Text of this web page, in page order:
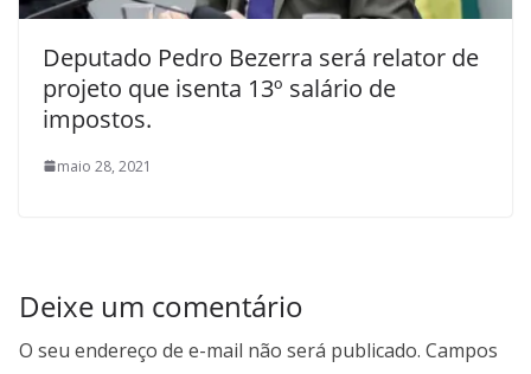
Deputado Pedro Bezerra será relator de
projeto que isenta 13º salário de
impostos.
maio 28, 2021
Deixe um comentário
O seu endereço de e-mail não será publicado. Campos